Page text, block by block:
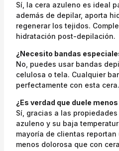
Sí, la cera azuleno es ideal
además de depilar, aporta
regenerar los tejidos.
hidratación post-depilación.
¿Necesito bandas
No, puedes usar bandas
celulosa o tela. Cualquier
perfectamente con esta cera.
¿Es verdad que duele
Sí, gracias a las
azuleno y su baja
mayoría de clientas
menos dolorosa que con